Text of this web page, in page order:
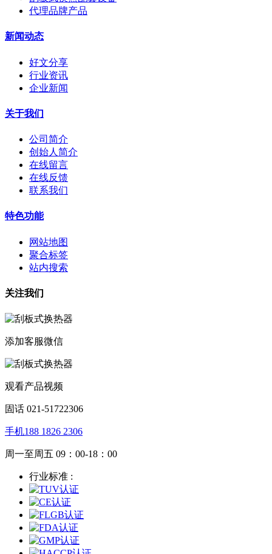
代理品牌产品
新闻动态
好文分享
行业资讯
企业新闻
关于我们
公司简介
创始人简介
在线留言
在线反馈
联系我们
特色功能
网站地图
聚合标签
站内搜索
关注我们
添加客服微信
观看产品视频
固话 021-51722306
手机188 1826 2306
周一至周五 09：00-18：00
行业标准 :